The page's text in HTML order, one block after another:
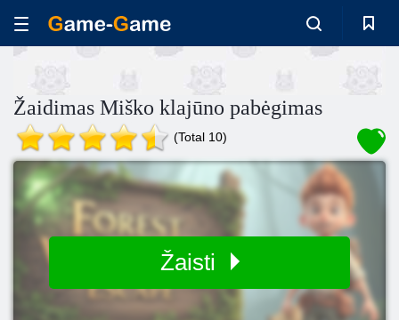
Žaidimas Miško klajūno pabėgimas
(Total 10)
Žaisti